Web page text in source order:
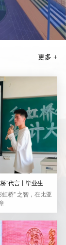
更多 +
”代言丨毕业生
虹桥” 之智，在比亚